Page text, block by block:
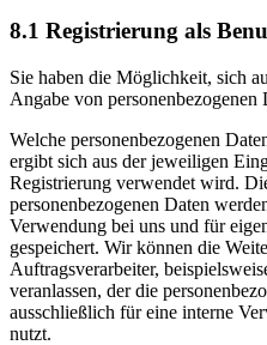
8.1 Registrierung als
Sie haben die Möglichkeit, sich
Angabe von personenbezogenen
Welche personenbezogenen
ergibt sich aus der jeweiligen
Registrierung verwendet wird.
personenbezogenen Daten
Verwendung bei uns und für
gespeichert. Wir können die
Auftragsverarbeiter,
veranlassen, der die
ausschließlich für eine interne
nutzt.